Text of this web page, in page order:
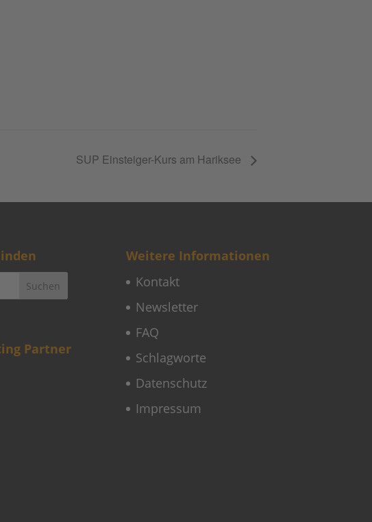
SUP Einsteiger-Kurs am Hariksee
Partner
Weitere Informationen
Kontakt
Newsletter
FAQ
Schlagworte
Datenschutz
Impressum